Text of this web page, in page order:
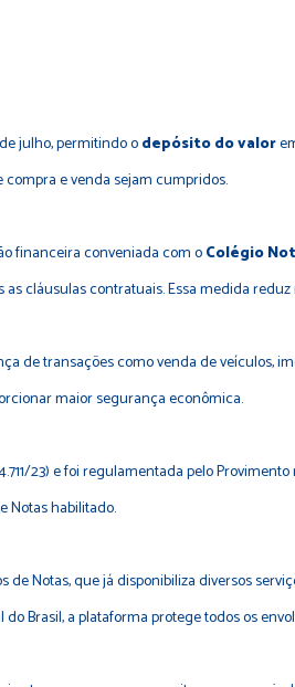
julho, permitindo odepósito do valor
e venda sejam cumpridos.
financeira conveniada com oColégio
cláusulas contratuais. Essa medida
de transações como venda de veículos,
maior segurança econômica.
23) e foi regulamentada pelo Provimento
Notas habilitado.
Notas, que já disponibiliza diversos
Brasil, a plataforma protege todos os